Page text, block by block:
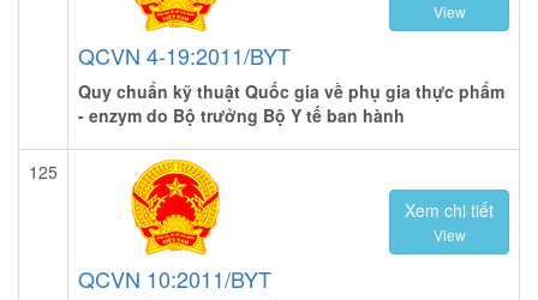
QCVN 4-19:2011/BYT
Quy chuẩn kỹ thuật Quốc gia về phụ gia thực phẩm
- enzym do Bộ trưởng Bộ Y tế ban hành
View
125
QCVN 10:2011/BYT
Xem chi tiết
View